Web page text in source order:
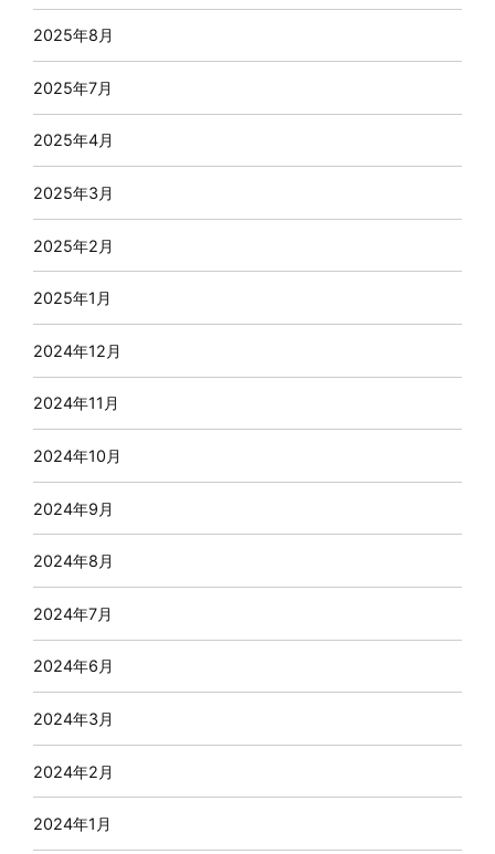
2025年8月
2025年7月
2025年4月
2025年3月
2025年2月
2025年1月
2024年12月
2024年11月
2024年10月
2024年9月
2024年8月
2024年7月
2024年6月
2024年3月
2024年2月
2024年1月